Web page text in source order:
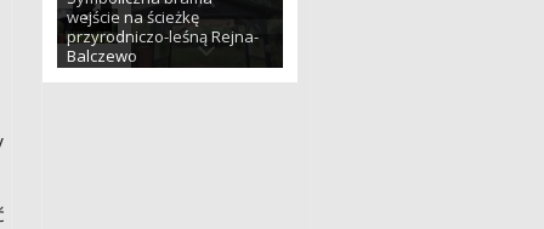
wejście na ścieżkę
przyrodniczo-leśną Rejna-
Balczewo